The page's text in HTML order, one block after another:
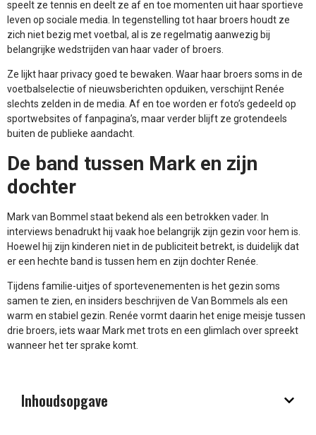
speelt ze tennis en deelt ze af en toe momenten uit haar sportieve
leven op sociale media. In tegenstelling tot haar broers houdt ze
zich niet bezig met voetbal, al is ze regelmatig aanwezig bij
belangrijke wedstrijden van haar vader of broers.
Ze lijkt haar privacy goed te bewaken. Waar haar broers soms in de
voetbalselectie of nieuwsberichten opduiken, verschijnt Renée
slechts zelden in de media. Af en toe worden er foto’s gedeeld op
sportwebsites of fanpagina’s, maar verder blijft ze grotendeels
buiten de publieke aandacht.
De band tussen Mark en zijn
dochter
Mark van Bommel staat bekend als een betrokken vader. In
interviews benadrukt hij vaak hoe belangrijk zijn gezin voor hem is.
Hoewel hij zijn kinderen niet in de publiciteit betrekt, is duidelijk dat
er een hechte band is tussen hem en zijn dochter Renée.
Tijdens familie-uitjes of sportevenementen is het gezin soms
samen te zien, en insiders beschrijven de Van Bommels als een
warm en stabiel gezin. Renée vormt daarin het enige meisje tussen
drie broers, iets waar Mark met trots en een glimlach over spreekt
wanneer het ter sprake komt.
Inhoudsopgave